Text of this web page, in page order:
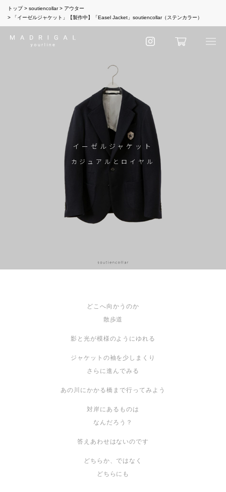
トップ soutiencollar
アウター
「イーゼルジャケット」【製作中】「Easel Jacket」soutiencollar（ステンカラー）
イーゼルジャケット
カジュアルとロイヤル
どこへ向かうのか
散歩道
影と光が模様のようにゆれる
ジャケットの袖を少しまくり
さらに進んでみる
あの川にかかる橋まで行ってみよう
対岸にあるものは
なんだろう？
答えあわせはないのです
どちらか、ではなく
どちらにも